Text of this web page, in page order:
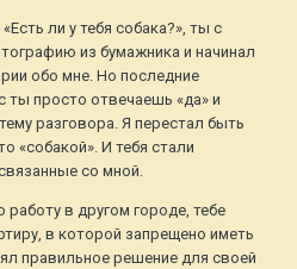
ли у тебя собака?», ты с
из бумажника и начинал
обо мне. Но последние
ты просто отвечаешь «да» и
разговора. Я перестал быть
«собакой». И тебя стали
со мной.
в другом городе, тебе
в которой запрещено иметь
правильное решение для своей